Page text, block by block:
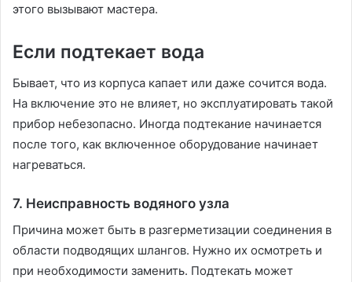
этого вызывают мастера.
Если подтекает вода
Бывает, что из корпуса капает или даже сочится вода.
На включение это не влияет, но эксплуатировать такой
прибор небезопасно. Иногда подтекание начинается
после того, как включенное оборудование начинает
нагреваться.
7. Неисправность водяного узла
Причина может быть в разгерметизации соединения в
области подводящих шлангов. Нужно их осмотреть и
при необходимости заменить. Подтекать может